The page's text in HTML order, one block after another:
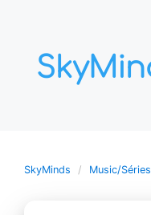
contenu
SkyMinds Music/Séries